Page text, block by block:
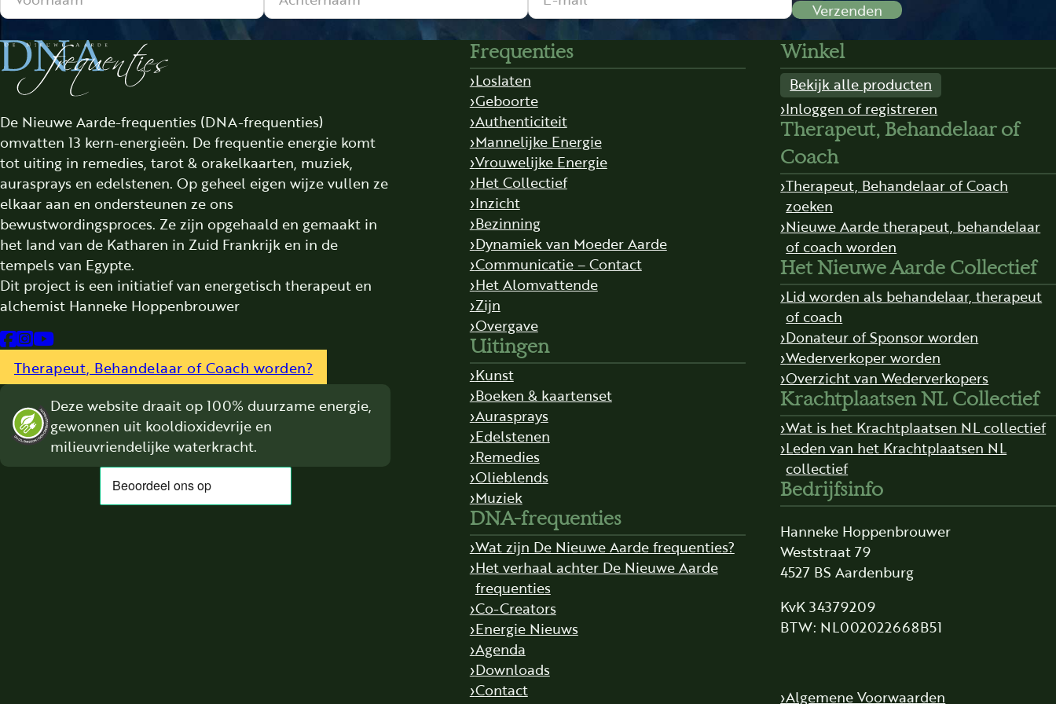
Verzenden
De Nieuwe Aarde-frequenties (DNA-frequenties)
omvatten 13 kern-energieën. De frequentie energie komt
tot uiting in remedies, tarot & orakelkaarten, muziek,
aurasprays en edelstenen. Op geheel eigen wijze vullen ze
elkaar aan en ondersteunen ze ons
bewustwordingsproces. Ze zijn opgehaald en gemaakt in
het land van de Katharen in Zuid Frankrijk en in de
tempels van Egypte.
Dit project is een initiatief van energetisch therapeut en
alchemist Hanneke Hoppenbrouwer
Follow us on Facebook
Follow us on Instagram
Follow us on YouTube
Therapeut, Behandelaar of Coach worden?
Deze website draait op 100% duurzame energie,
gewonnen uit kooldioxidevrije en
milieuvriendelijke waterkracht.
Frequenties
Loslaten
Geboorte
Authenticiteit
Mannelijke Energie
Vrouwelijke Energie
Het Collectief
Inzicht
Bezinning
Dynamiek van Moeder Aarde
Communicatie – Contact
Het Alomvattende
Zijn
Overgave
Uitingen
Kunst
Boeken & kaartenset
Aurasprays
Edelstenen
Remedies
Olieblends
Muziek
DNA-frequenties
Wat zijn De Nieuwe Aarde frequenties?
Het verhaal achter De Nieuwe Aarde
frequenties
Co-Creators
Energie Nieuws
Agenda
Downloads
Contact
Winkel
Bekijk alle producten
Inloggen of registreren
Therapeut, Behandelaar of
Coach
Therapeut, Behandelaar of Coach
zoeken
Nieuwe Aarde therapeut, behandelaar
of coach worden
Het Nieuwe Aarde Collectief
Lid worden als behandelaar, therapeut
of coach
Donateur of Sponsor worden
Wederverkoper worden
Overzicht van Wederverkopers
Krachtplaatsen NL Collectief
Wat is het Krachtplaatsen NL collectief
Leden van het Krachtplaatsen NL
collectief
Bedrijfsinfo
Hanneke Hoppenbrouwer
Weststraat 79
4527 BS Aardenburg
KvK 34379209
BTW: NL002022668B51
Algemene Voorwaarden